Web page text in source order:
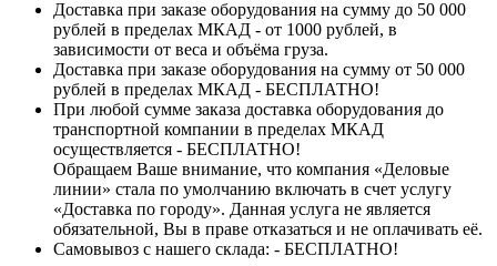
Доставка при заказе оборудования на сумму до 50 000
рублей в пределах МКАД - от 1000 рублей, в
зависимости от веса и объёма груза.
Доставка при заказе оборудования на сумму от 50 000
рублей в пределах МКАД - БЕСПЛАТНО!
При любой сумме заказа доставка оборудования до
транспортной компании в пределах МКАД
осуществляется - БЕСПЛАТНО!
Обращаем Ваше внимание, что компания «Деловые
линии» стала по умолчанию включать в счет услугу
«Доставка по городу». Данная услуга не является
обязательной, Вы в праве отказаться и не оплачивать её.
Самовывоз с нашего склада: - БЕСПЛАТНО!